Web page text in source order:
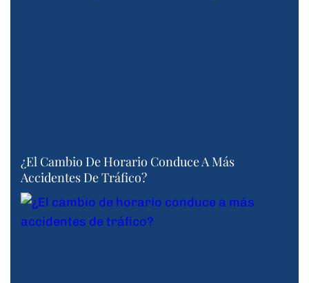
¿El Cambio De Horario Conduce A Más
Accidentes De Tráfico?